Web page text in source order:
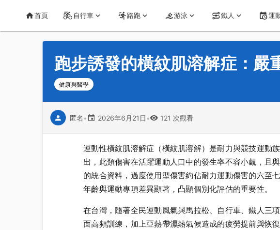
CT Yeh 公路車基地
首頁 自行車 路跑 游泳 鐵人 運
運動知識 詳情
跑步誘發的橫紋肌溶解症：嚴
健康與醫學
匿名 • 2026年6月21日 • 121 次觀看
運動性橫紋肌溶解症（橫紋肌溶解）是耐力與競技運動
出，此類傷害在活躍運動人口中的發生率不容小覷，且
的統合資料，過度使用型傷害約佔耐力運動傷害的六至
年齡與運動專項差異顯著，凸顯個別化評估的重要性。
在台灣，隨著全民運動風氣與馬拉松、自行車、鐵人三
面高頻訓練，加上亞熱帶濕熱氣候造成的疲勞提前與恢